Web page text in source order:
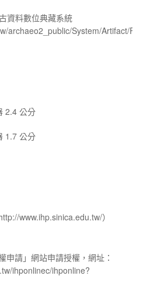
資料數位典藏系統
archaeo2_public/System/Artifact/
2.4 公分
1.7 公分
www.ihp.sinica.edu.tw/）
申請」網站申請授權，網址：
ihponlinec/ihponline?